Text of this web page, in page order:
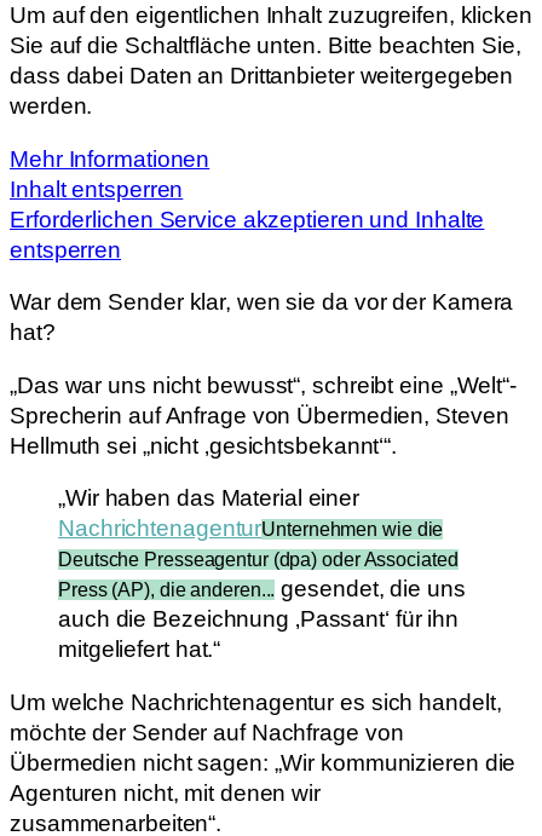
Um auf den eigentlichen Inhalt zuzugreifen, klicken
Sie auf die Schaltfläche unten. Bitte beachten Sie,
dass dabei Daten an Drittanbieter weitergegeben
werden.
Mehr Informationen
Inhalt entsperren
Erforderlichen Service akzeptieren und Inhalte
entsperren
War dem Sender klar, wen sie da vor der Kamera
hat?
„Das war uns nicht bewusst“, schreibt eine „Welt“-
Sprecherin auf Anfrage von Übermedien, Steven
Hellmuth sei „nicht ‚gesichtsbekannt‘“.
„Wir haben das Material einer
NachrichtenagenturUnternehmen wie die
Deutsche Presseagentur (dpa) oder Associated
Press (AP), die anderen... gesendet, die uns
auch die Bezeichnung ‚Passant‘ für ihn
mitgeliefert hat.“
Um welche Nachrichtenagentur es sich handelt,
möchte der Sender auf Nachfrage von
Übermedien nicht sagen: „Wir kommunizieren die
Agenturen nicht, mit denen wir
zusammenarbeiten“.